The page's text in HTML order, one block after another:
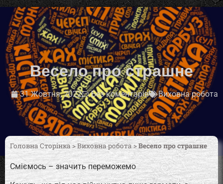
Весело про страшне
31 Жовтня, 2022 Без коментарів Виховна робота
Головна Сторінка >Виховна робота>Весело про страшне
Сміємось – значить переможемо